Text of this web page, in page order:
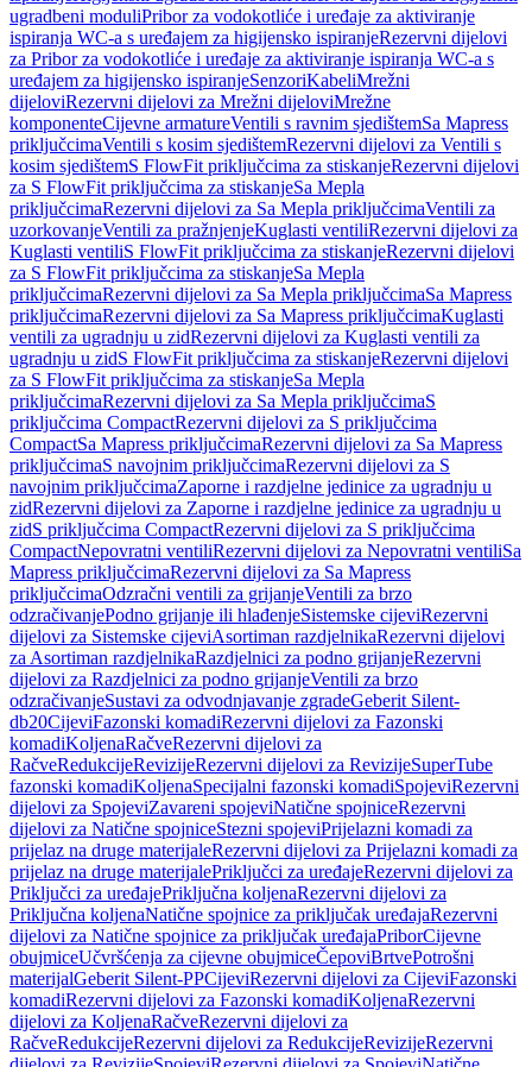
ugradbeni moduliPribor za vodokotliće i uređaje za aktiviranje
ispiranja WC-a s uređajem za higijensko ispiranjeRezervni dijelovi
za Pribor za vodokotliće i uređaje za aktiviranje ispiranja WC-a s
uređajem za higijensko ispiranjeSenzoriKabeliMrežni
dijeloviRezervni dijelovi za Mrežni dijeloviMrežne
komponenteCijevne armatureVentili s ravnim sjedištemSa Mapress
priključcimaVentili s kosim sjedištemRezervni dijelovi za Ventili s
kosim sjedištemS FlowFit priključcima za stiskanjeRezervni dijelovi
za S FlowFit priključcima za stiskanjeSa Mepla
priključcimaRezervni dijelovi za Sa Mepla priključcimaVentili za
uzorkovanjeVentili za pražnjenjeKuglasti ventiliRezervni dijelovi za
Kuglasti ventiliS FlowFit priključcima za stiskanjeRezervni dijelovi
za S FlowFit priključcima za stiskanjeSa Mepla
priključcimaRezervni dijelovi za Sa Mepla priključcimaSa Mapress
priključcimaRezervni dijelovi za Sa Mapress priključcimaKuglasti
ventili za ugradnju u zidRezervni dijelovi za Kuglasti ventili za
ugradnju u zidS FlowFit priključcima za stiskanjeRezervni dijelovi
za S FlowFit priključcima za stiskanjeSa Mepla
priključcimaRezervni dijelovi za Sa Mepla priključcimaS
priključcima CompactRezervni dijelovi za S priključcima
CompactSa Mapress priključcimaRezervni dijelovi za Sa Mapress
priključcimaS navojnim priključcimaRezervni dijelovi za S
navojnim priključcimaZaporne i razdjelne jedinice za ugradnju u
zidRezervni dijelovi za Zaporne i razdjelne jedinice za ugradnju u
zidS priključcima CompactRezervni dijelovi za S priključcima
CompactNepovratni ventiliRezervni dijelovi za Nepovratni ventiliSa
Mapress priključcimaRezervni dijelovi za Sa Mapress
priključcimaOdzračni ventili za grijanjeVentili za brzo
odzračivanjePodno grijanje ili hlađenjeSistemske cijeviRezervni
dijelovi za Sistemske cijeviAsortiman razdjelnikaRezervni dijelovi
za Asortiman razdjelnikaRazdjelnici za podno grijanjeRezervni
dijelovi za Razdjelnici za podno grijanjeVentili za brzo
odzračivanjeSustavi za odvodnjavanje zgradeGeberit Silent-
db20CijeviFazonski komadiRezervni dijelovi za Fazonski
komadiKoljenaRačveRezervni dijelovi za
RačveRedukcijeRevizijeRezervni dijelovi za RevizijeSuperTube
fazonski komadiKoljenaSpecijalni fazonski komadiSpojeviRezervni
dijelovi za SpojeviZavareni spojeviNatične spojniceRezervni
dijelovi za Natične spojniceStezni spojeviPrijelazni komadi za
prijelaz na druge materijaleRezervni dijelovi za Prijelazni komadi za
prijelaz na druge materijalePriključci za uređajeRezervni dijelovi za
Priključci za uređajePriključna koljenaRezervni dijelovi za
Priključna koljenaNatične spojnice za priključak uređajaRezervni
dijelovi za Natične spojnice za priključak uređajaPriborCijevne
obujmiceUčvršćenja za cijevne obujmiceČepoviBrtvePotrošni
materijalGeberit Silent-PPCijeviRezervni dijelovi za CijeviFazonski
komadiRezervni dijelovi za Fazonski komadiKoljenaRezervni
dijelovi za KoljenaRačveRezervni dijelovi za
RačveRedukcijeRezervni dijelovi za RedukcijeRevizijeRezervni